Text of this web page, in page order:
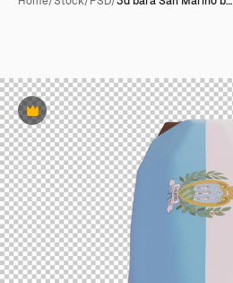
Premium